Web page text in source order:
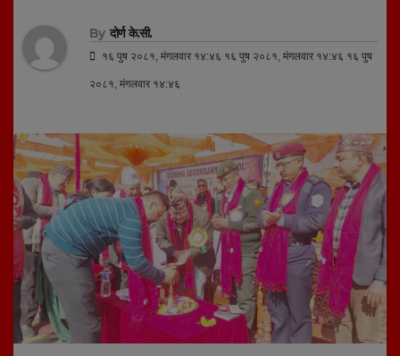
By दोर्ण के.सी.
१६ पुष २०८१, मंगलवार १४:४६ १६ पुष २०८१, मंगलवार १४:४६ १६ पुष
२०८१, मंगलवार १४:४६